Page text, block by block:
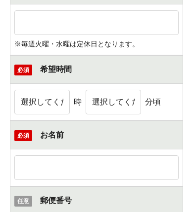
※毎週火曜・水曜は定休日となります。
必須 希望時間
時 分頃
必須 お名前
任意 郵便番号